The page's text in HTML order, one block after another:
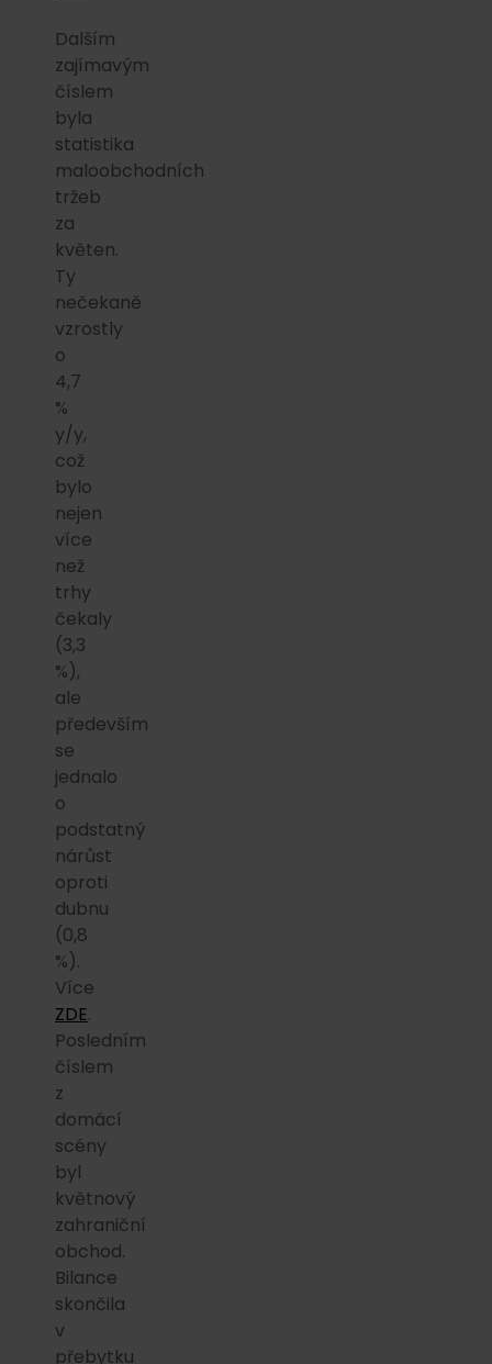
Dalším
zajímavým
číslem
byla
statistika
maloobchodních
tržeb
za
květen.
Ty
nečekaně
vzrostly
o
4,7
%
y/y,
což
bylo
nejen
více
než
trhy
čekaly
(3,3
%),
ale
především
se
jednalo
o
podstatný
nárůst
oproti
dubnu
(0,8
%).
Více
ZDE.
Posledním
číslem
z
domácí
scény
byl
květnový
zahraniční
obchod.
Bilance
skončila
v
přebytku